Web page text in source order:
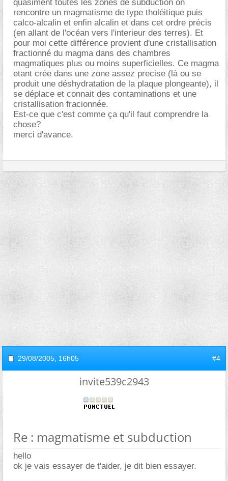
quasiment toutes les zones de subduction on
rencontre un magmatisme de type tholéitique puis
calco-alcalin et enfin alcalin et dans cet ordre précis
(en allant de l'océan vers l'interieur des terres). Et
pour moi cette différence provient d'une cristallisation
fractionné du magma dans des chambres
magmatiques plus ou moins superficielles. Ce magma
etant crée dans une zone assez precise (là ou se
produit une déshydratation de la plaque plongeante), il
se déplace et connait des contaminations et une
cristallisation fracionnée.
Est-ce que c'est comme ça qu'il faut comprendre la
chose?
merci d'avance.
29/08/2005, 16h05 #4
invite539c2943
Re : magmatisme et subduction
hello
ok je vais essayer de t'aider, je dit bien essayer.